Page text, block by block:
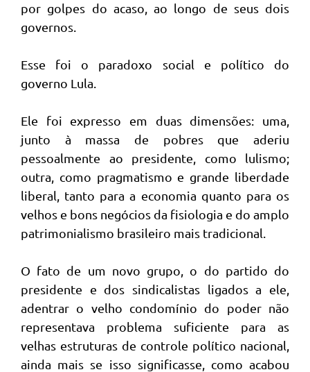
por golpes do acaso, ao longo de seus dois
governos.
Esse foi o paradoxo social e político do
governo Lula.
Ele foi expresso em duas dimensões: uma,
junto à massa de pobres que aderiu
pessoalmente ao presidente, como lulismo;
outra, como pragmatismo e grande liberdade
liberal, tanto para a economia quanto para os
velhos e bons negócios da fisiologia e do amplo
patrimonialismo brasileiro mais tradicional.
O fato de um novo grupo, o do partido do
presidente e dos sindicalistas ligados a ele,
adentrar o velho condomínio do poder não
representava problema suficiente para as
velhas estruturas de controle político nacional,
ainda mais se isso significasse, como acabou